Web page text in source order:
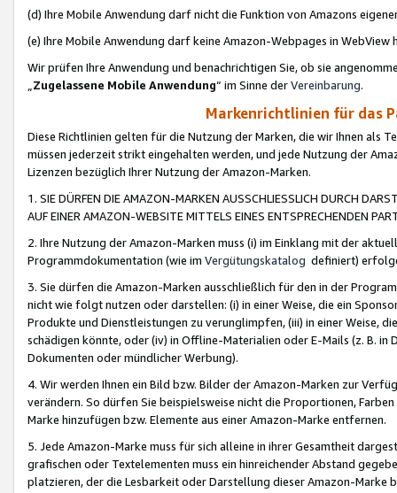
(d) Ihre Mobile Anwendung darf nicht die Funktion von Amazons
(e) Ihre Mobile Anwendung darf keine Amazon-Webpages in WebView
Wir prüfen Ihre Anwendung und benachrichtigen Sie, ob sie
„Zugelassene Mobile Anwendung“ im Sinne derVereinbarung.
Markenrichtlinien für das
Diese Richtlinien gelten für die Nutzung der Marken, die wir Ihnen als
müssen jederzeit strikt eingehalten werden, und jede Nutzung der
Lizenzen bezüglich Ihrer Nutzung der Amazon-Marken.
1. SIE DÜRFEN DIE AMAZON-MARKEN AUSSCHLIESSLICH DURCH
AUF EINER AMAZON-WEBSITE MITTELS EINES ENTSPRECHENDEN
2. Ihre Nutzung der Amazon-Marken muss (i) im Einklang mit der
Programmdokumentation (wie im Vergütungskatalog definiert)
3. Sie dürfen die Amazon-Marken ausschließlich für den in der
nicht wie folgt nutzen oder darstellen: (i) in einer Weise, die ein
Produkte und Dienstleistungen zu verunglimpfen, (iii) in einer Weise,
schädigen könnte, oder (iv) in Offline-Materialien oder E-Mails (z. B. in
Dokumenten oder mündlicher Werbung).
4. Wir werden Ihnen ein Bild bzw. Bilder der Amazon-Marken zur
verändern. So dürfen Sie beispielsweise nicht die Proportionen,
Marke hinzufügen bzw. Elemente aus einer Amazon-Marke entfernen.
5. Jede Amazon-Marke muss für sich alleine in ihrer Gesamtheit
grafischen oder Textelementen muss ein hinreichender Abstand
platzieren, der die Lesbarkeit oder Darstellung dieser Amazon-Marke